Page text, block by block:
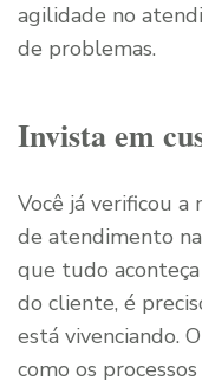
agilidade no
de problemas.
Invista em
Você já verificou a
de atendimento
que tudo
do cliente, é
está vivenciando.
como os